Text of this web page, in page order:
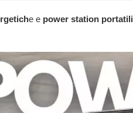
e e power station portatili